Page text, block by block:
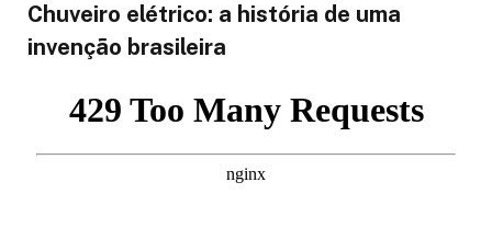
Chuveiro elétrico: a história de uma
invenção brasileira